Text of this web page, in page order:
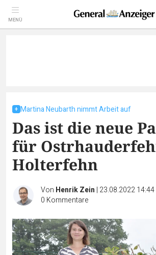
MENÜ
Martina Neubarth nimmt Arbeit auf
Das ist die neue
für
Holterfehn
Von Henrik Zein | 23.08.2022
0 Kommentare